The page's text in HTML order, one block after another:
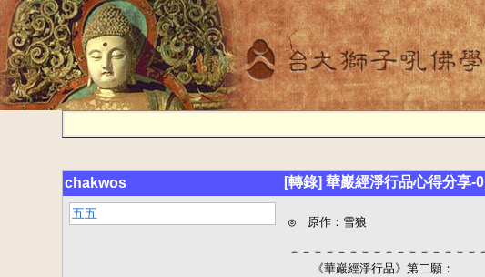
chakwos [轉錄] 華巖經淨行品心得分享-
五五
◎　原作：雪狼
－－－－－－－－－－－－－－－－
《華巖經淨行品》第二願：